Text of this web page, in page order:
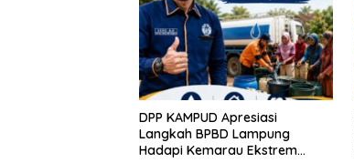
DPP KAMPUD Apresiasi
Langkah BPBD Lampung
Hadapi Kemarau Ekstrem